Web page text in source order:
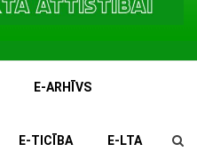
E-ARHĪVS
E-TICĪBA E-LTA